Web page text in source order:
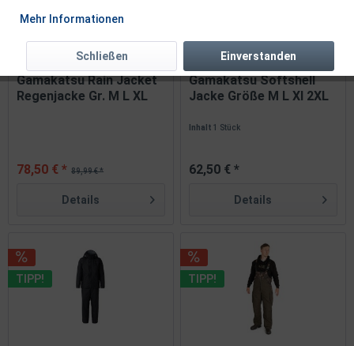
Gamakatsu Rain Jacket
Regenjacke Gr. M L XL
89,99 € *
78,50 € *
Details
Gamakatsu Softshell
Jacke Größe M L Xl 2XL
Inhalt1 Stück
62,50 € *
Details
TIPP! TIPP!
Mehr Informationen
Einverstanden
Schließen